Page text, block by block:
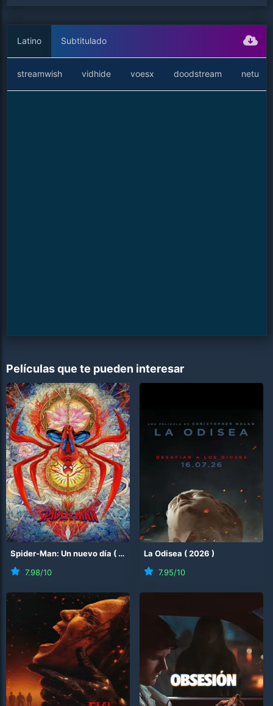
Latino Subtitulado
streamwish vidhide voesx doodstream netu
Películas que te pueden interesar
Spider-Man: Un nuevo día ( 2026
7.98/10
La Odisea (2026 )
7.95/10